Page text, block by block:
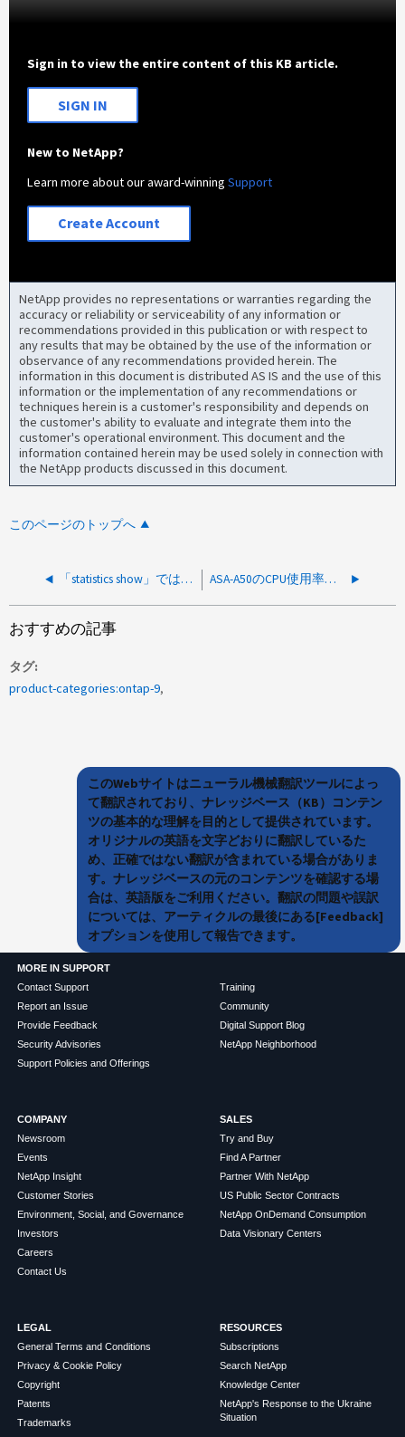
Sign in to view the entire content of this KB article.
SIGN IN
New to NetApp?
Learn more about our award-winningSupport
Create Account
NetApp provides no representations or warranties regarding the
accuracy or reliability or serviceability of any information or
recommendations provided in this publication or with respect to
any results that may be obtained by the use of the information or
observance of any recommendations provided herein. The
information in this document is distributed AS IS and the use of this
information or the implementation of any recommendations or
techniques herein is a customer's responsibility and depends on
the customer's ability to evaluate and integrate them into the
customer's operational environment. This document and the
information contained herein may be used solely in connection with
the NetApp products discussed in this document.
このページのトップへ
「statistics show」では、値がゼロの特定のカウンターのエントリは返されません。 ASA-A50のCPU使用率メトリックがActive IQ Digital Advisorに表示されない
おすすめの記事
タグ
product-categories:ontap-9
このWebサイトはニューラル機械翻訳ツールによっ
て翻訳されており、ナレッジベース（KB）コンテン
ツの基本的な理解を目的として提供されています。
オリジナルの英語を文字どおりに翻訳しているた
め、正確ではない翻訳が含まれている場合がありま
す。ナレッジベースの元のコンテンツを確認する場
合は、英語版をご利用ください。翻訳の問題や誤訳
については、アーティクルの最後にある[Feedback]
オプションを使用して報告できます。
MORE IN SUPPORT
Contact Support
Report an Issue
Provide Feedback
Security Advisories
Support Policies and Offerings
Training
Community
Digital Support Blog
NetApp Neighborhood
COMPANY
Newsroom
Events
NetApp Insight
Customer Stories
Environment, Social, and Governance
Investors
Careers
Contact Us
SALES
Try and Buy
Find A Partner
Partner With NetApp
US Public Sector Contracts
NetApp OnDemand Consumption
Data Visionary Centers
LEGAL
General Terms and Conditions
Privacy & Cookie Policy
Copyright
Patents
Trademarks
RESOURCES
Subscriptions
Search NetApp
Knowledge Center
NetApp's Response to the Ukraine
Situation